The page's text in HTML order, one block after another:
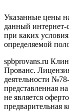
Указанные цены
данный
при каких
определяемой
spbprovans.ru
Прованс.
деятельности
представленная
не является
предварительная